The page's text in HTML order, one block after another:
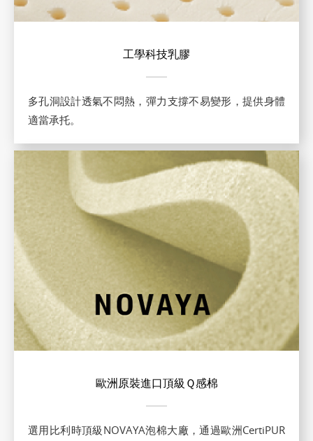
工學科技乳膠
多孔洞設計透氣不悶熱，彈力支撐不易變形，提供身體
適當承托。
歐洲原裝進口頂級Ｑ感棉
選用比利時頂級NOVAYA泡棉大廠，通過歐洲CertiPUR